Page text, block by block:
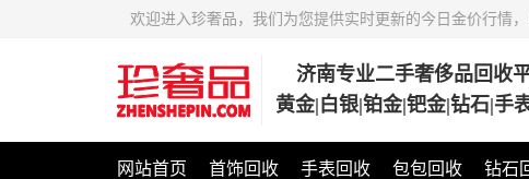
欢迎进入珍奢品，我们为您提供实时更新的今日金价行情
济南专业二手奢侈品回收
黄金|白银|铂金|钯金|钻石|手
网站首页 首饰回收 手表回收 包包回收 钻石